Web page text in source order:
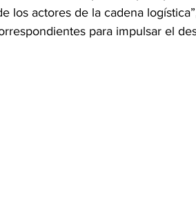
los actores de la cadena
para impulsar el